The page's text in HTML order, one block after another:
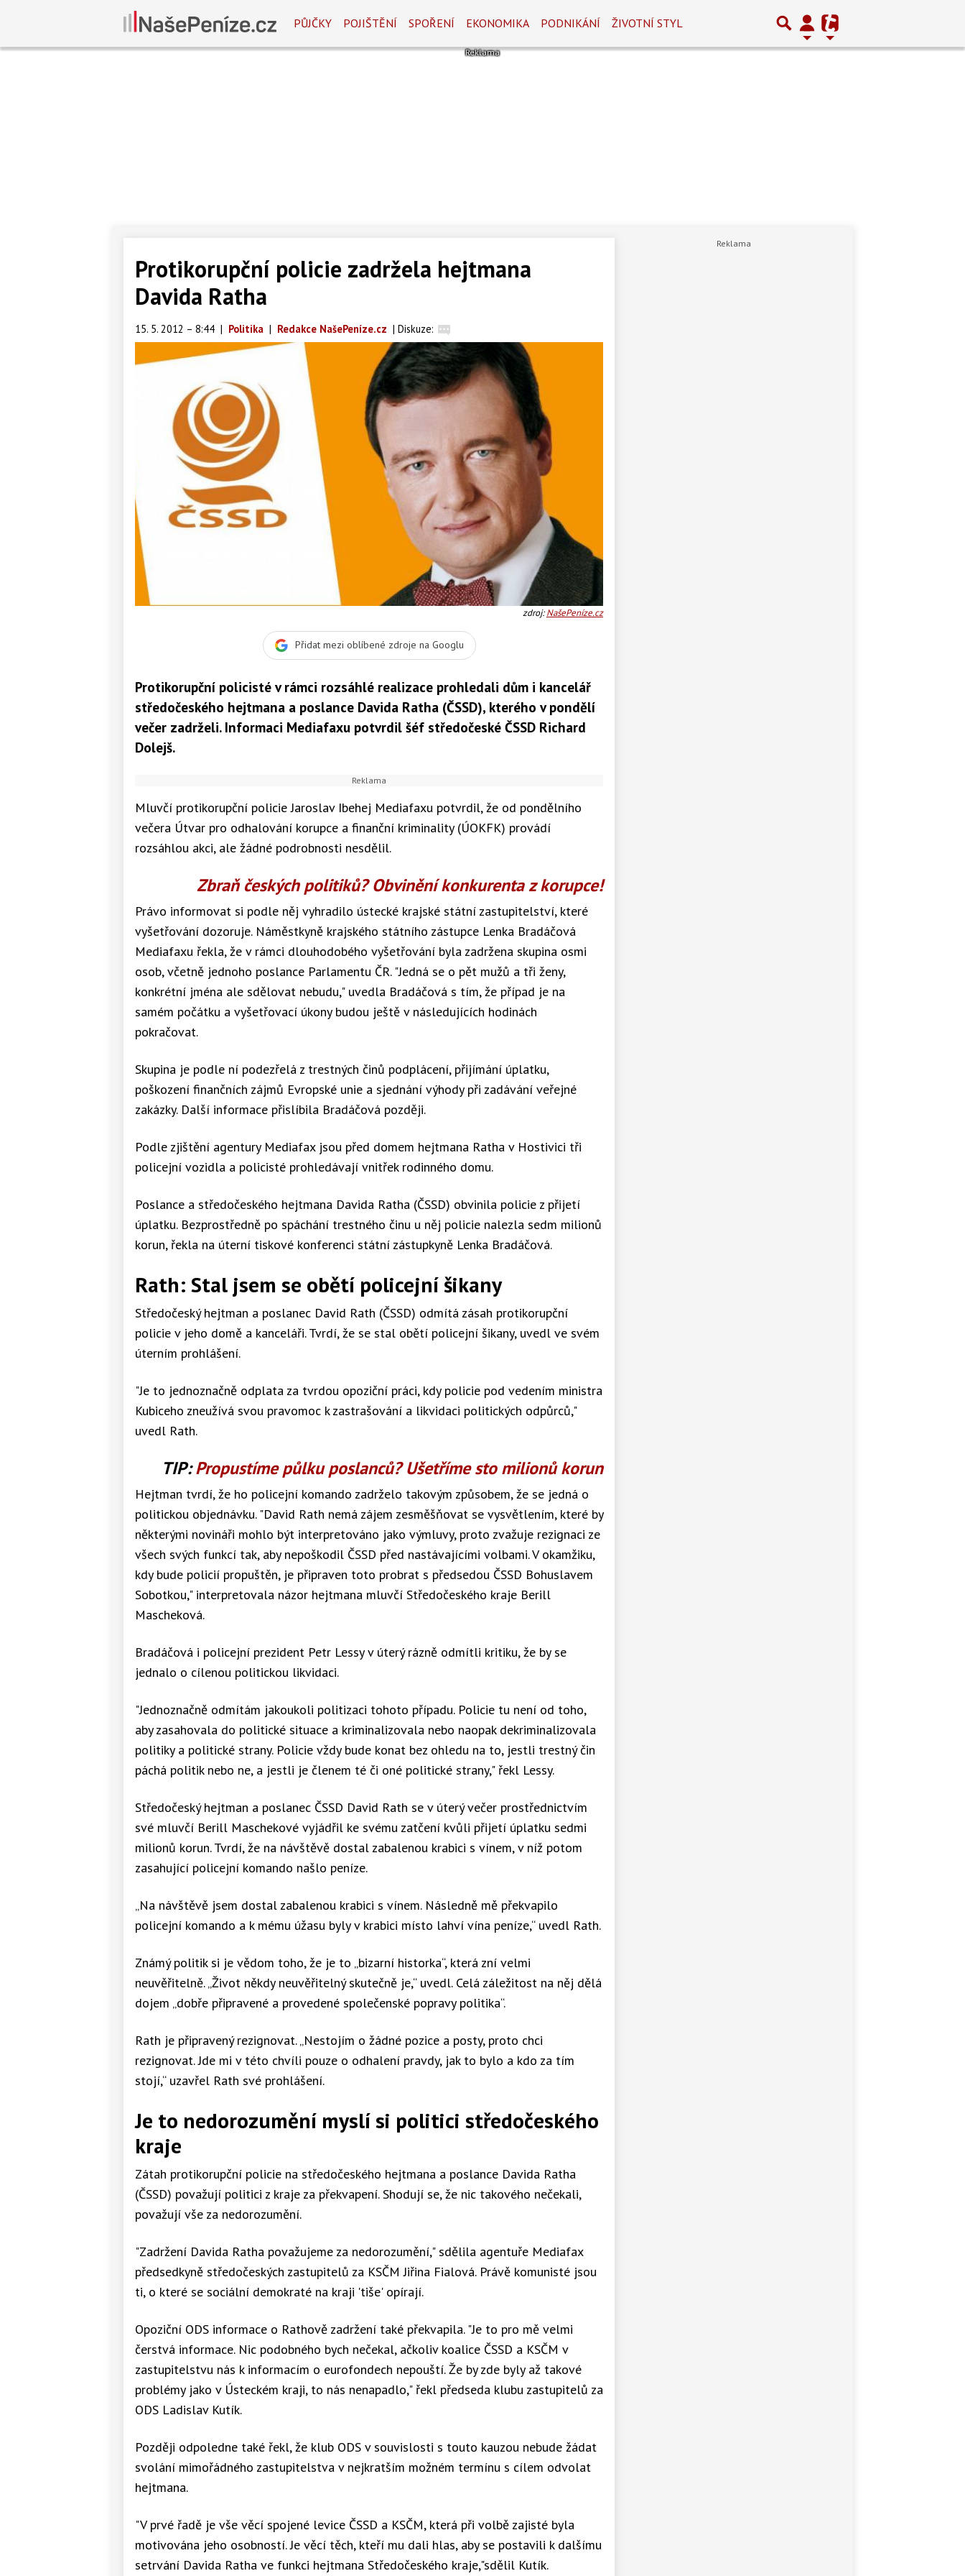
PŮJČKY POJIŠTĚNÍ SPOŘENÍ EKONOMIKA PODNIKÁNÍ ŽIVOTNÍ STYL
Protikorupční policie zadržela hejtmana
Davida Ratha
15. 5. 2012 – 8:44 | Politika | Redakce NašePeníze.cz | Diskuze:
zdroj:NašePeníze.cz
Přidat mezi oblíbené zdroje na Googlu
Protikorupční policisté v rámci rozsáhlé realizace prohledali dům i kancelář
středočeského hejtmana a poslance Davida Ratha (ČSSD), kterého v pondělí
večer zadrželi. Informaci Mediafaxu potvrdil šéf středočeské ČSSD Richard
Dolejš.
Mluvčí protikorupční policie Jaroslav Ibehej Mediafaxu potvrdil, že od pondělního
večera Útvar pro odhalování korupce a finanční kriminality (ÚOKFK) provádí
rozsáhlou akci, ale žádné podrobnosti nesdělil.
Zbraň českých politiků? Obvinění konkurenta z korupce!
Právo informovat si podle něj vyhradilo ústecké krajské státní zastupitelství, které
vyšetřování dozoruje. Náměstkyně krajského státního zástupce Lenka Bradáčová
Mediafaxu řekla, že v rámci dlouhodobého vyšetřování byla zadržena skupina osmi
osob, včetně jednoho poslance Parlamentu ČR. "Jedná se o pět mužů a tři ženy,
konkrétní jména ale sdělovat nebudu," uvedla Bradáčová s tím, že případ je na
samém počátku a vyšetřovací úkony budou ještě v následujících hodinách
pokračovat.
Skupina je podle ní podezřelá z trestných činů podplácení, přijímání úplatku,
poškození finančních zájmů Evropské unie a sjednání výhody při zadávání veřejné
zakázky. Další informace přislíbila Bradáčová později.
Podle zjištění agentury Mediafax jsou před domem hejtmana Ratha v Hostivici tři
policejní vozidla a policisté prohledávají vnitřek rodinného domu.
Poslance a středočeského hejtmana Davida Ratha (ČSSD) obvinila policie z přijetí
úplatku. Bezprostředně po spáchání trestného činu u něj policie nalezla sedm milionů
korun, řekla na úterní tiskové konferenci státní zástupkyně Lenka Bradáčová.
Rath: Stal jsem se obětí policejní šikany
Středočeský hejtman a poslanec David Rath (ČSSD) odmítá zásah protikorupční
policie v jeho domě a kanceláři. Tvrdí, že se stal obětí policejní šikany, uvedl ve svém
úterním prohlášení.
"Je to jednoznačně odplata za tvrdou opoziční práci, kdy policie pod vedením ministra
Kubiceho zneužívá svou pravomoc k zastrašování a likvidaci politických odpůrců,"
uvedl Rath.
TIP:Propustíme půlku poslanců? Ušetříme sto milionů korun
Hejtman tvrdí, že ho policejní komando zadrželo takovým způsobem, že se jedná o
politickou objednávku. "David Rath nemá zájem zesměšňovat se vysvětlením, které by
některými novináři mohlo být interpretováno jako výmluvy, proto zvažuje rezignaci ze
všech svých funkcí tak, aby nepoškodil ČSSD před nastávajícími volbami. V okamžiku,
kdy bude policií propuštěn, je připraven toto probrat s předsedou ČSSD Bohuslavem
Sobotkou," interpretovala názor hejtmana mluvčí Středočeského kraje Berill
Mascheková.
Bradáčová i policejní prezident Petr Lessy v úterý rázně odmítli kritiku, že by se
jednalo o cílenou politickou likvidaci.
"Jednoznačně odmítám jakoukoli politizaci tohoto případu. Policie tu není od toho,
aby zasahovala do politické situace a kriminalizovala nebo naopak dekriminalizovala
politiky a politické strany. Policie vždy bude konat bez ohledu na to, jestli trestný čin
páchá politik nebo ne, a jestli je členem té či oné politické strany," řekl Lessy.
Středočeský hejtman a poslanec ČSSD David Rath se v úterý večer prostřednictvím
své mluvčí Berill Maschekové vyjádřil ke svému zatčení kvůli přijetí úplatku sedmi
milionů korun. Tvrdí, že na návštěvě dostal zabalenou krabici s vínem, v níž potom
zasahující policejní komando našlo peníze.
„Na návštěvě jsem dostal zabalenou krabici s vínem. Následně mě překvapilo
policejní komando a k mému úžasu byly v krabici místo lahví vína peníze,“ uvedl Rath.
Známý politik si je vědom toho, že je to „bizarní historka“, která zní velmi
neuvěřitelně. „Život někdy neuvěřitelný skutečně je,“ uvedl. Celá záležitost na něj dělá
dojem „dobře připravené a provedené společenské popravy politika“.
Rath je připravený rezignovat. „Nestojím o žádné pozice a posty, proto chci
rezignovat. Jde mi v této chvíli pouze o odhalení pravdy, jak to bylo a kdo za tím
stojí,“ uzavřel Rath své prohlášení.
Je to nedorozumění myslí si politici středočeského
kraje
Zátah protikorupční policie na středočeského hejtmana a poslance Davida Ratha
(ČSSD) považují politici z kraje za překvapení. Shodují se, že nic takového nečekali,
považují vše za nedorozumění.
"Zadržení Davida Ratha považujeme za nedorozumění," sdělila agentuře Mediafax
předsedkyně středočeských zastupitelů za KSČM Jiřina Fialová. Právě komunisté jsou
ti, o které se sociální demokraté na kraji 'tiše' opírají.
Opoziční ODS informace o Rathově zadržení také překvapila. "Je to pro mě velmi
čerstvá informace. Nic podobného bych nečekal, ačkoliv koalice ČSSD a KSČM v
zastupitelstvu nás k informacím o eurofondech nepouští. Že by zde byly až takové
problémy jako v Ústeckém kraji, to nás nenapadlo," řekl předseda klubu zastupitelů za
ODS Ladislav Kutík.
Později odpoledne také řekl, že klub ODS v souvislosti s touto kauzou nebude žádat
svolání mimořádného zastupitelstva v nejkratším možném termínu s cílem odvolat
hejtmana.
"V prvé řadě je vše věcí spojené levice ČSSD a KSČM, která při volbě zajisté byla
motivována jeho osobností. Je věcí těch, kteří mu dali hlas, aby se postavili k dalšímu
setrvání Davida Ratha ve funkci hejtmana Středočeského kraje,"sdělil Kutík.